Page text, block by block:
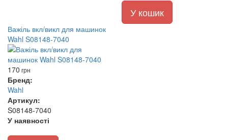
У кошик
Важіль вкл/викл для машинок
Wahl S08148-7040
170 грн
Бренд:
Wahl
Артикул:
S08148-7040
У наявності